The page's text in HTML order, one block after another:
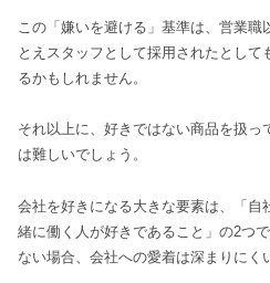
この「嫌いを避ける」基準は、営業
とえスタッフとして採用されたとし
るかもしれません。
それ以上に、好きではない商品を扱
は難しいでしょう。
会社を好きになる大きな要素は、「自
緒に働く人が好きであること」の2つ
ない場合、会社への愛着は深まりにく